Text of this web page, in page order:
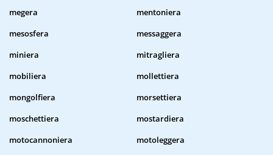
megera
mentoniera
mesosfera
messaggera
miniera
mitragliera
mobiliera
mollettiera
mongolfiera
morsettiera
moschettiera
mostardiera
motocannoniera
motoleggera